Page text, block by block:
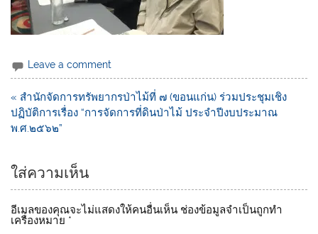
Leave a comment
« สำนักจัดการทรัพยากรป่าไม้ที่ ๗ (ขอนแก่น) ร่วมประชุมเชิง
ปฏิบัติการเรื่อง “การจัดการที่ดินป่าไม้ ประจำปีงบประมาณ
พ.ศ.๒๕๖๒”
ใส่ความเห็น
อีเมลของคุณจะไม่แสดงให้คนอื่นเห็น ช่องข้อมูลจำเป็นถูกทำ
เครื่องหมาย *